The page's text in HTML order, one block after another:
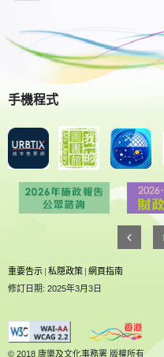
手機程式
重要告示 | 私隠政策 | 網頁指南
修訂日期: 2025年3月3日
© 2018 康樂及文化事務署 版權所有